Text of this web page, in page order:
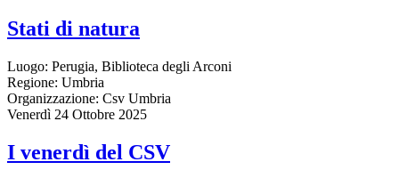
Stati di natura
Luogo: Perugia, Biblioteca degli Arconi
Regione: Umbria
Organizzazione: Csv Umbria
Venerdì 24 Ottobre 2025
I venerdì del CSV